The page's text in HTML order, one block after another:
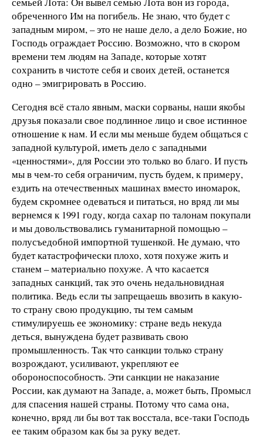
обреченного Им на погибель. Не знаю, что будет с
западным миром, – это не наше дело, а дело Божие, но
Господь ограждает Россию. Возможно, что в скором
времени тем людям на Западе, которые хотят
сохранить в чистоте себя и своих детей, останется
одно – эмигрировать в Россию.
Сегодня всё стало явным, маски сорваны, наши якобы
друзья показали свое подлинное лицо и свое истинное
отношение к нам. И если мы меньше будем общаться с
западной культурой, иметь дело с западными
«ценностями», для России это только во благо. И пусть
мы в чем-то себя ограничим, пусть будем, к примеру,
ездить на отечественных машинах вместо иномарок,
будем скромнее одеваться и питаться, но вряд ли мы
вернемся к 1991 году, когда сахар по талонам покупали
и мы довольствовались гуманитарной помощью –
полусъедобной импортной тушенкой. Не думаю, что
будет катастрофически плохо, хотя похуже жить и
станем – материально похуже. А что касается
западных санкций, так это очень недальновидная
политика. Ведь если ты запрещаешь ввозить в какую-
то страну свою продукцию, ты тем самым
стимулируешь ее экономику: стране ведь некуда
деться, вынуждена будет развивать свою
промышленность. Так что санкции только страну
возрождают, усиливают, укрепляют ее
обороноспособность. Эти санкции не наказание
России, как думают на Западе, а, может быть, Промысл
для спасения нашей страны. Потому что сама она,
конечно, вряд ли бы вот так восстала, все-таки Господь
ее таким образом как бы за руку ведет.